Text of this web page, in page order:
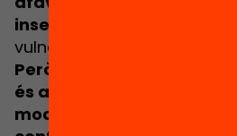
inserció laboral
vulnerabilitat.
Però, quines són les claus
és allò que els fa
models més efectius? I